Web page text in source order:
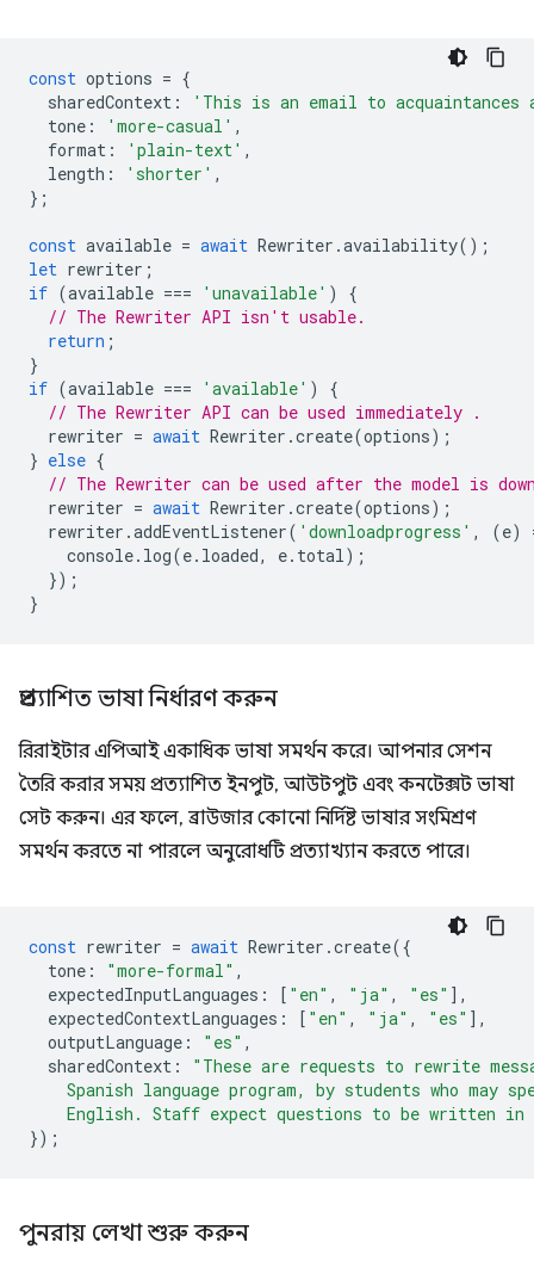
const options = {
sharedContext :
'This is an email to acquaintances
tone : 'more-casual' ,
format : 'plain-text' ,
length : 'shorter' ,
};
const available = await Rewriter .availability();
let rewriter ;
if (available === 'unavailable' )
{
// The Rewriter API isn't usable.
return ;
}
if (available === 'available' )
{
// The Rewriter API can be used immediately .
rewriter = await Rewriter .create(options);
} else {
// The Rewriter can be used after the model is
rewriter = await Rewriter .create(options);
rewriter .addEventListener( 'downloadprogress' , (e)
console. log(e. loaded, e. total);
});
}
প্রত্যাশিত ভাষা নির্ধারণ করুন
রিরাইটার এপিআই একাধিক ভাষা সমর্থন করে। আপনার সেশন
তৈরি করার সময় প্রত্যাশিত ইনপুট, আউটপুট এবং কনটেক্সট ভাষা
সেট করুন। এর ফলে, ব্রাউজার কোনো নির্দিষ্ট ভাষার সংমিশ্রণ
সমর্থন করতে না পারলে অনুরোধটি প্রত্যাখ্যান করতে পারে।
const rewriter = await Rewriter .create({
tone : "more-formal" ,
expectedInputLanguages : [ "en" , "ja" , "es" ],
expectedContextLanguages : [ "en" , "ja" , "es" ],
outputLanguage : "es" ,
sharedContext :
"These are requests to rewrite
Spanish language program, by students who may
English. Staff expect questions to be written in
});
পুনরায় লেখা শুরু করুন